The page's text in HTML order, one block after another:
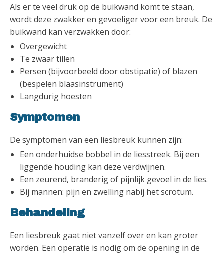
Als er te veel druk op de buikwand komt te staan,
wordt deze zwakker en gevoeliger voor een breuk. De
buikwand kan verzwakken door:
Overgewicht
Te zwaar tillen
Persen (bijvoorbeeld door obstipatie) of blazen
(bespelen blaasinstrument)
Langdurig hoesten
Symptomen
De symptomen van een liesbreuk kunnen zijn:
Een onderhuidse bobbel in de liesstreek. Bij een
liggende houding kan deze verdwijnen.
Een zeurend, branderig of pijnlijk gevoel in de lies.
Bij mannen: pijn en zwelling nabij het scrotum.
Behandeling
Een liesbreuk gaat niet vanzelf over en kan groter
worden. Een operatie is nodig om de opening in de